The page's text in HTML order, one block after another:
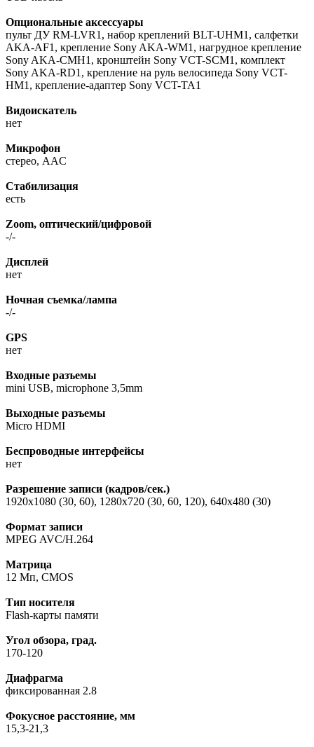
Опциональные аксессуары
пульт ДУ RM-LVR1, набор креплений BLT-UHM1, салфетки
AKA-AF1, крепление Sony AKA-WM1, нагрудное крепление
Sony AKA-CMH1, кронштейн Sony VCT-SCM1, комплект
Sony AKA-RD1, крепление на руль велосипеда Sony VCT-
HM1, крепление-адаптер Sony VCT-TA1
Видоискатель
нет
Микрофон
стерео, AAC
Стабилизация
есть
Zoom, оптический/цифровой
-/-
Дисплей
нет
Ночная съемка/лампа
-/-
GPS
нет
Входные разъемы
mini USB, microphone 3,5mm
Выходные разъемы
Micro HDMI
Беспроводные интерфейсы
нет
Разрешение записи (кадров/сек.)
1920x1080 (30, 60), 1280x720 (30, 60, 120), 640x480 (30)
Формат записи
MPEG AVC/H.264
Матрица
12 Мп, CMOS
Тип носителя
Flash-карты памяти
Угол обзора, град.
170-120
Диафрагма
фиксированная 2.8
Фокусное расстояние, мм
15,3-21,3